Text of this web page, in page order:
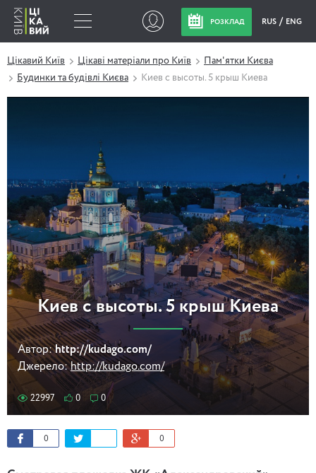
РОЗКЛАД RUS ENG
Цікавий Київ Цікаві матеріали про Київ
Пам'ятки Києва
Будинки та будівлі Києва
Киев с высоты. 5 крыш Киева
Киев с высоты. 5 крыш Киева
Автор: http://kudago.com/
Джерело: http://kudago.com/
22997 0 0
0 0